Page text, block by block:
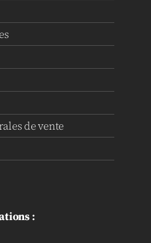
de vente
: